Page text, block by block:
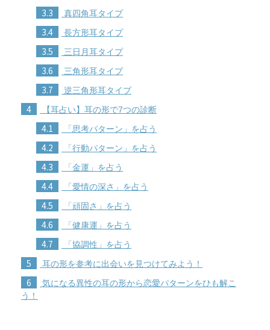
3.3 真四角耳タイプ
3.4 長方形耳タイプ
3.5 三日月耳タイプ
3.6 三角形耳タイプ
3.7 逆三角形耳タイプ
4 【耳占い】耳の形で7つの診断
4.1 「思考パターン」を占う
4.2 「行動パターン」を占う
4.3 「金運」を占う
4.4 「愛情の深さ」を占う
4.5 「頑固さ」を占う
4.6 「健康運」を占う
4.7 「協調性」を占う
5 耳の形を参考に出会いを見つけてみよう！
6
気になる異性の耳の形から恋愛パターンをひも解こ
う！